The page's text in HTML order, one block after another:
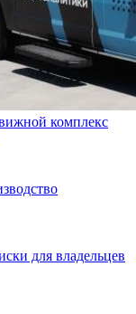
комплекс
для владельцев